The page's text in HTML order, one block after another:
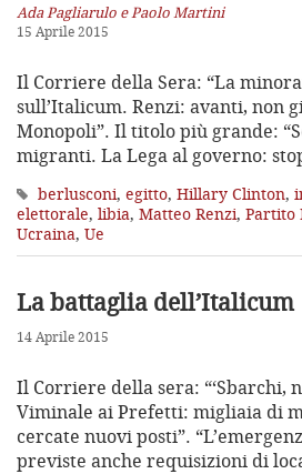
Ada Pagliarulo e Paolo Martini
15 Aprile 2015
Il Corriere della Sera: “La
sull’Italicum. Renzi: avanti, non
Monopoli”. Il titolo più grande:
migranti. La Lega al governo:
berlusconi, egitto, Hillary Clinton,
elettorale, libia, Matteo Renzi, Partito
Ucraina, Ue
La battaglia dell’Italicum
14 Aprile 2015
Il Corriere della sera: “‘Sbarchi,
Viminale ai Prefetti: migliaia di
cercate nuovi posti”.
previste anche requisizioni di